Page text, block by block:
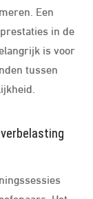
Een
in de
is voor
tussen